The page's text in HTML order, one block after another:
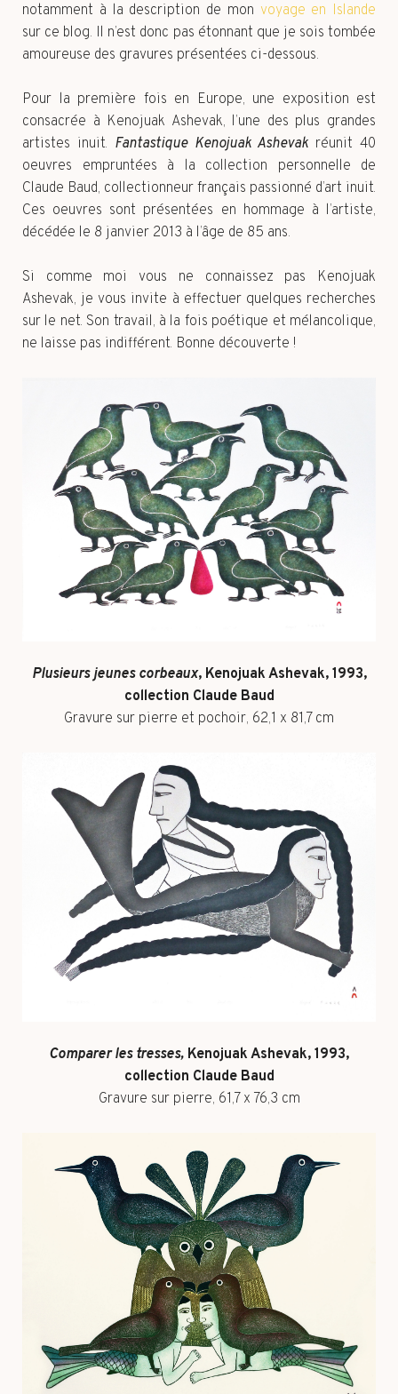
notamment à la description de mon voyage en Islande
sur ce blog. Il n’est donc pas étonnant que je sois tombée
amoureuse des gravures présentées ci-dessous.
Pour la première fois en Europe, une exposition est
consacrée à Kenojuak Ashevak, l’une des plus grandes
artistes inuit. Fantastique Kenojuak Ashevak réunit 40
oeuvres empruntées à la collection personnelle de
Claude Baud, collectionneur français passionné d’art inuit.
Ces oeuvres sont présentées en hommage à l’artiste,
décédée le 8 janvier 2013 à l’âge de 85 ans.
Si comme moi vous ne connaissez pas Kenojuak
Ashevak, je vous invite à effectuer quelques recherches
sur le net. Son travail, à la fois poétique et mélancolique,
ne laisse pas indifférent. Bonne découverte !
Plusieurs jeunes corbeaux, Kenojuak Ashevak, 1993,
collection Claude Baud
Gravure sur pierre et pochoir, 62,1 x 81,7 cm
Comparer les tresses, Kenojuak Ashevak, 1993,
collection Claude Baud
Gravure sur pierre, 61,7 x 76,3 cm